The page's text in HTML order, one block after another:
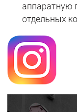
аппаратную
отдельных